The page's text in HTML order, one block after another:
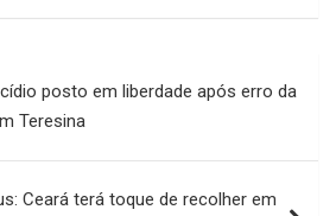
posto em liberdade após erro da
Teresina
Ceará terá toque de recolher em